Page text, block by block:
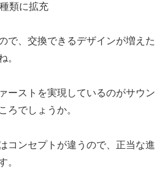
類に拡充
で、交換できるデザインが増えた
。
ーストを実現しているのがサウン
ろでしょうか。
コンセプトが違うので、正当な進
。